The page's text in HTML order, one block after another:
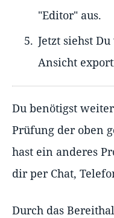
"Editor" aus.
Jetzt siehst
Ansicht
Du benötigst
Prüfung der oben
hast ein anderes
dir per Chat,
Durch das